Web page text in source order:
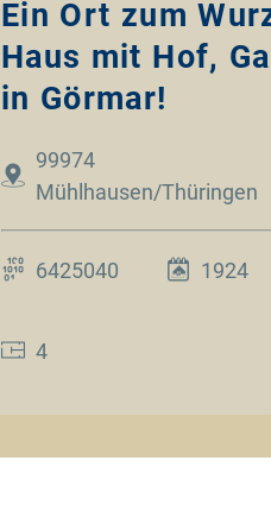
Ein Ort zum
Haus mit Hof,
in Görmar!
99974
Mühlhausen/Thüringen
6425040 1924
4